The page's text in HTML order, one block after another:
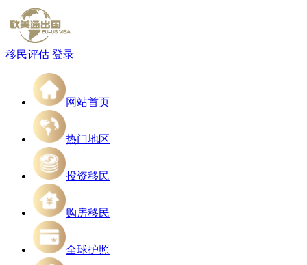
移民评估 登录
网站首页
热门地区
投资移民
购房移民
全球护照